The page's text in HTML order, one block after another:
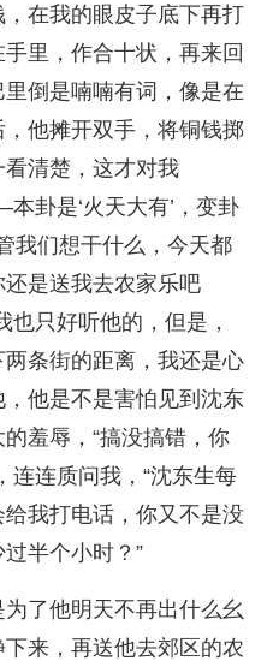
在我的眼皮子底下再打
里，作合十状，再来回
倒是喃喃有词，像是在
他摊开双手，将铜钱掷
清楚，这才对我
卦是‘火天大有’，变卦
我们想干什么，今天都
是送我去农家乐吧
只好听他的，但是，
条街的距离，我还是心
他是不是害怕见到沈东
羞辱，“搞没搞错，你
连连质问我，“沈东生每
我打电话，你又不是没
半个小时？”
了他明天不再出什么幺
来，再送他去郊区的农